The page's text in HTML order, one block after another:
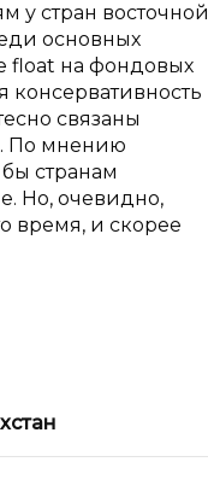
у стран восточной
основных
float на фондовых
консервативность
связаны
По мнению
странам
Но, очевидно,
время, и скорее